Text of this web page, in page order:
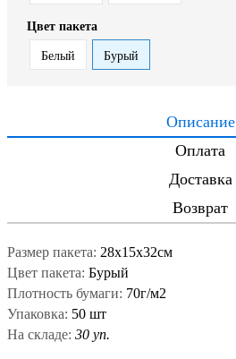
Цвет пакета
Белый Бурый
Описание
Оплата
Доставка
Возврат
Размер пакета: 28x15x32см
Цвет пакета: Бурый
Плотность бумаги: 70г/м2
Упаковка: 50 шт
На складе: 30 уп.